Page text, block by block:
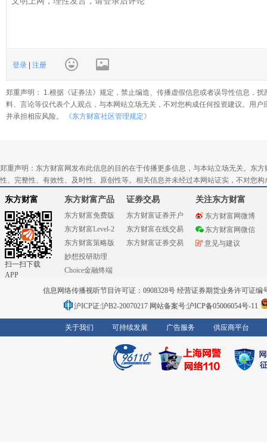
登录 注册
郑重声明： 1.根据《证券法》规定，禁止编造、传播虚假信息或者误导性信息，
料、言论等仅代表个人观点，与本网站立场无关，不对您构成任何投资建议。用
并承担相应风险。
《东方财富社区管理规定》
郑重声明：东方财富网发布此信息的目的在于传播更多信息，与本站立场无关。东
性、完整性、有效性、及时性、原创性等。相关信息并未经过本网站证实，不对您
东方财富
扫一扫下载
APP
东方财富产品
东方财富免费版
东方财富Level-2
东方财富策略版
妙想投研助理
Choice金融终端
证券交易
东方财富证券开户
东方财富在线交易
东方财富证券交易
关注东方财富
东方财富网微博
东方财富网微信
意见与建议
信息网络传播视听节目许可证：0908328号 经营证券期货业务许可证编
沪ICP证:沪B2-20070217 网站备案号:沪ICP备05006054号-11
关于我们 可持续发展 广告服务 供应商平台